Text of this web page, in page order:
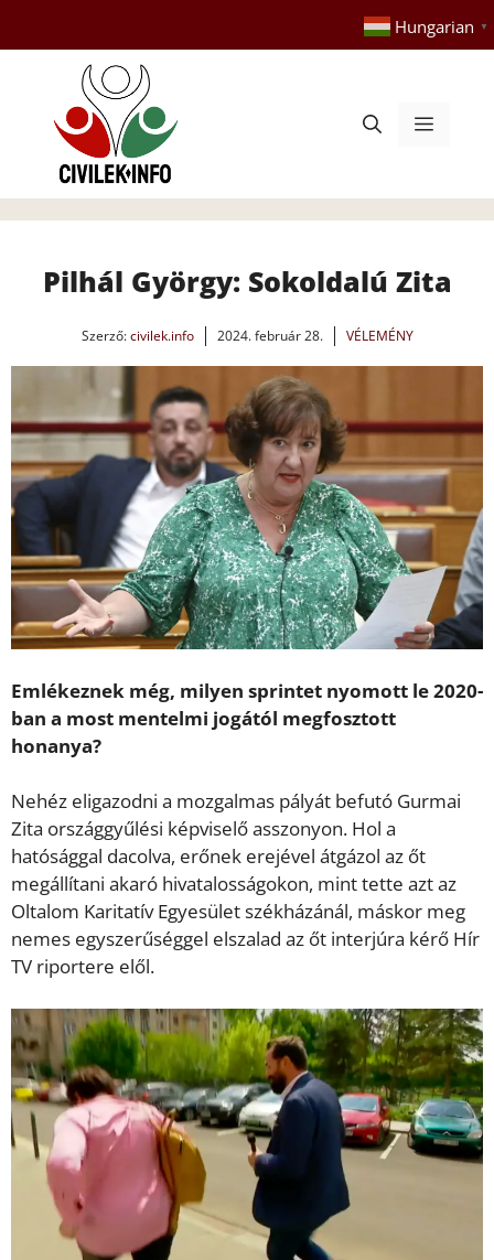
tartalomba
Hungarian ▼
Menü
Pilhál György: Sokoldalú Zita
Szerző:civilek.info 2024. február 28. VÉLEMÉNY
Emlékeznek még, milyen sprintet nyomott le 2020-
ban a most mentelmi jogától megfosztott
honanya?
Nehéz eligazodni a mozgalmas pályát befutó Gurmai
Zita országgyűlési képviselő asszonyon. Hol a
hatósággal dacolva, erőnek erejével átgázol az őt
megállítani akaró hivatalosságokon, mint tette azt az
Oltalom Karitatív Egyesület székházánál, máskor meg
nemes egyszerűséggel elszalad az őt interjúra kérő Hír
TV riportere elől.